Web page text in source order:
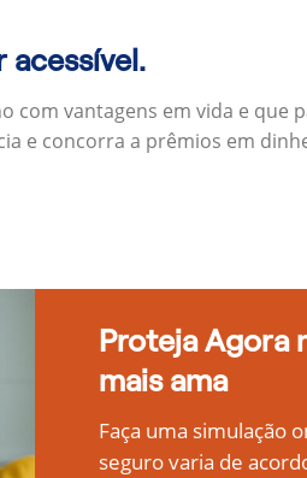
acessível.
vantagens em vida e que
e concorra a prêmios em
Proteja Agora
mais ama
Faça uma simulação
seguro varia de